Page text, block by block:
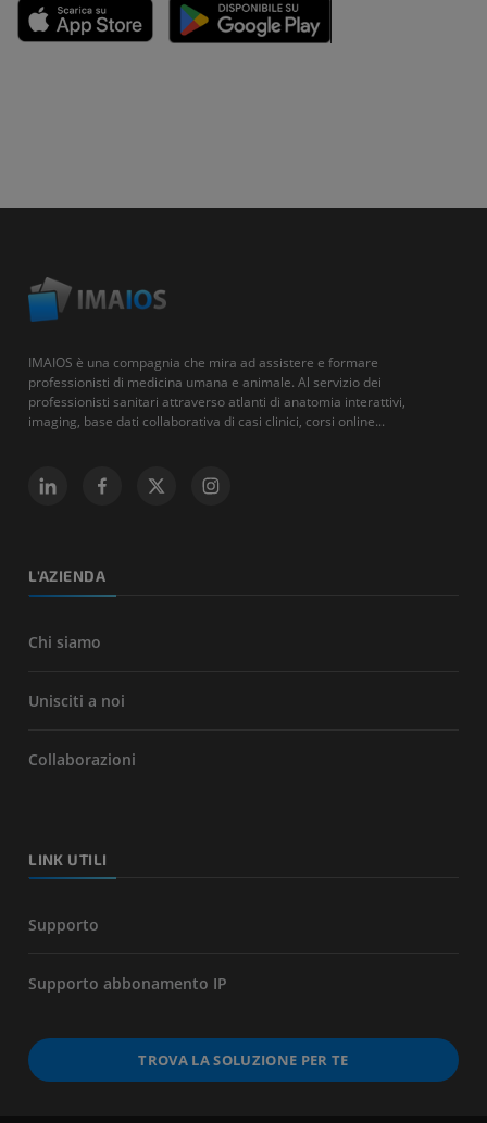
IMAIOS è una compagnia che mira ad assistere e formare
professionisti di medicina umana e animale. Al servizio dei
professionisti sanitari attraverso atlanti di anatomia interattivi,
imaging, base dati collaborativa di casi clinici, corsi online...
L'AZIENDA
Chi siamo
Unisciti a noi
Collaborazioni
LINK UTILI
Supporto
Supporto abbonamento IP
TROVA LA SOLUZIONE PER TE